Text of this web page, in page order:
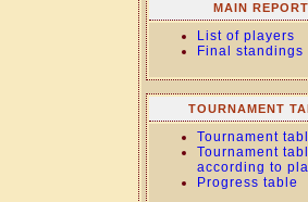
MAIN
List of players
Final standings
TOURNAMENT
Tournament
Tournament
according to
Progress table